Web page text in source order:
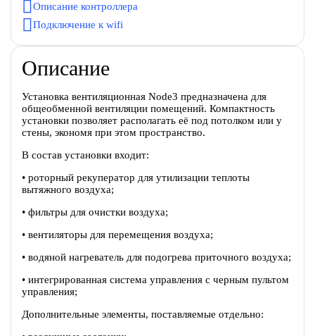
Описание контроллера
Подключение к wifi
Описание
Установка вентиляционная Node3 предназначена для
общеобменной вентиляции помещений. Компактность
установки позволяет располагать её под потолком или у
стены, экономя при этом пространство.
В состав установки входит:
• роторный рекуператор для утилизации теплоты
вытяжного воздуха;
• фильтры для очистки воздуха;
• вентиляторы для перемещения воздуха;
• водяной нагреватель для подогрева приточного воздуха;
• интегрированная система управления с черным пультом
управления;
Дополнительные элементы, поставляемые отдельно: